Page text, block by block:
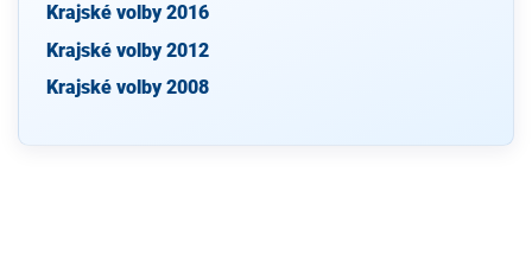
Krajské volby 2016
Krajské volby 2012
Krajské volby 2008